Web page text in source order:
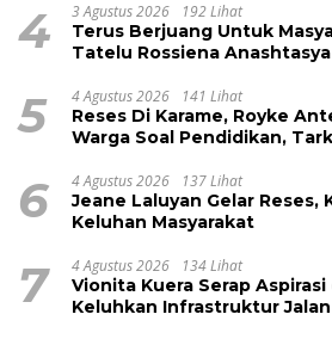
4 3 Agustus 2026 192 Lihat
Terus Berjuang Untuk
Tatelu Rossiena
5 4 Agustus 2026 141 Lihat
Reses Di Karame, Royke
Warga Soal Pendidikan,
6 4 Agustus 2026 137 Lihat
Jeane Laluyan Gelar Reses,
Keluhan Masyarakat
7 4 Agustus 2026 134 Lihat
Vionita Kuera Serap
Keluhkan Infrastruktur